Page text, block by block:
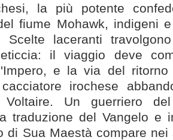
la più potente
fiume Mohawk, indigeni
Scelte laceranti
il viaggio deve
e la via del
irochese
Voltaire. Un guerriero
traduzione del Vangelo e
di Sua Maestà compare